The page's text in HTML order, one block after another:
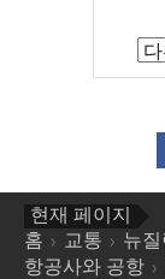
현재 페이지
홈
교통 뉴
항공사와 공항